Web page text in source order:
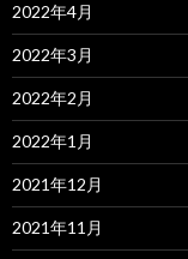
2022年4月
2022年3月
2022年2月
2022年1月
2021年12月
2021年11月